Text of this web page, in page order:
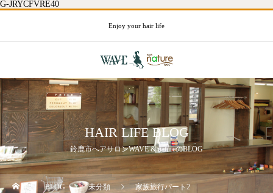
G-JRYCFVRE40
Enjoy your hair life
HAIR LIFE BLOG
鈴鹿市へアサロンWAVE & natureのBLOG
BLOG 未分類 家族旅行パート2